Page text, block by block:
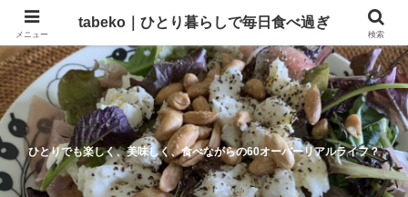
ひとりでも楽しく、美味しく、食べながらの60オーバーリアルライフ？
メニュー
tabeko｜ひとり暮らしで毎日食べ過ぎ
検索